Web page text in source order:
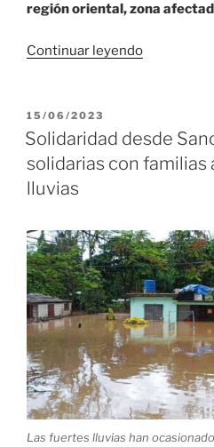
región oriental, zona
Continuar leyendo«Solidaridad
Oriente
cubano
PUBLICADO
EL
15/06/2023
Solidaridad desde
solidarias con familias
lluvias
Las fuertes lluvias han